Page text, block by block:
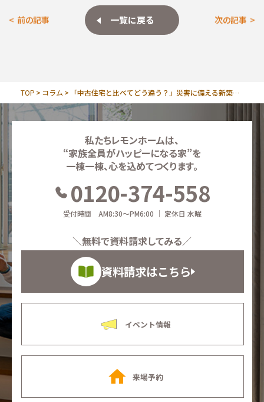
前の記事 一覧に戻る 次の記事
TOP コラム 「中古住宅と比べてどう違う？」災害に備える新築ならではの強み
私たちレモンホームは、
“家族全員がハッピーになる家”を
一棟一棟、心を込めてつくります。
0120-374-558
受付時間 AM8:30～PM6:00 ｜ 定休日 水曜
＼無料で資料請求してみる／
資料請求はこちら
イベント情報
来場予約